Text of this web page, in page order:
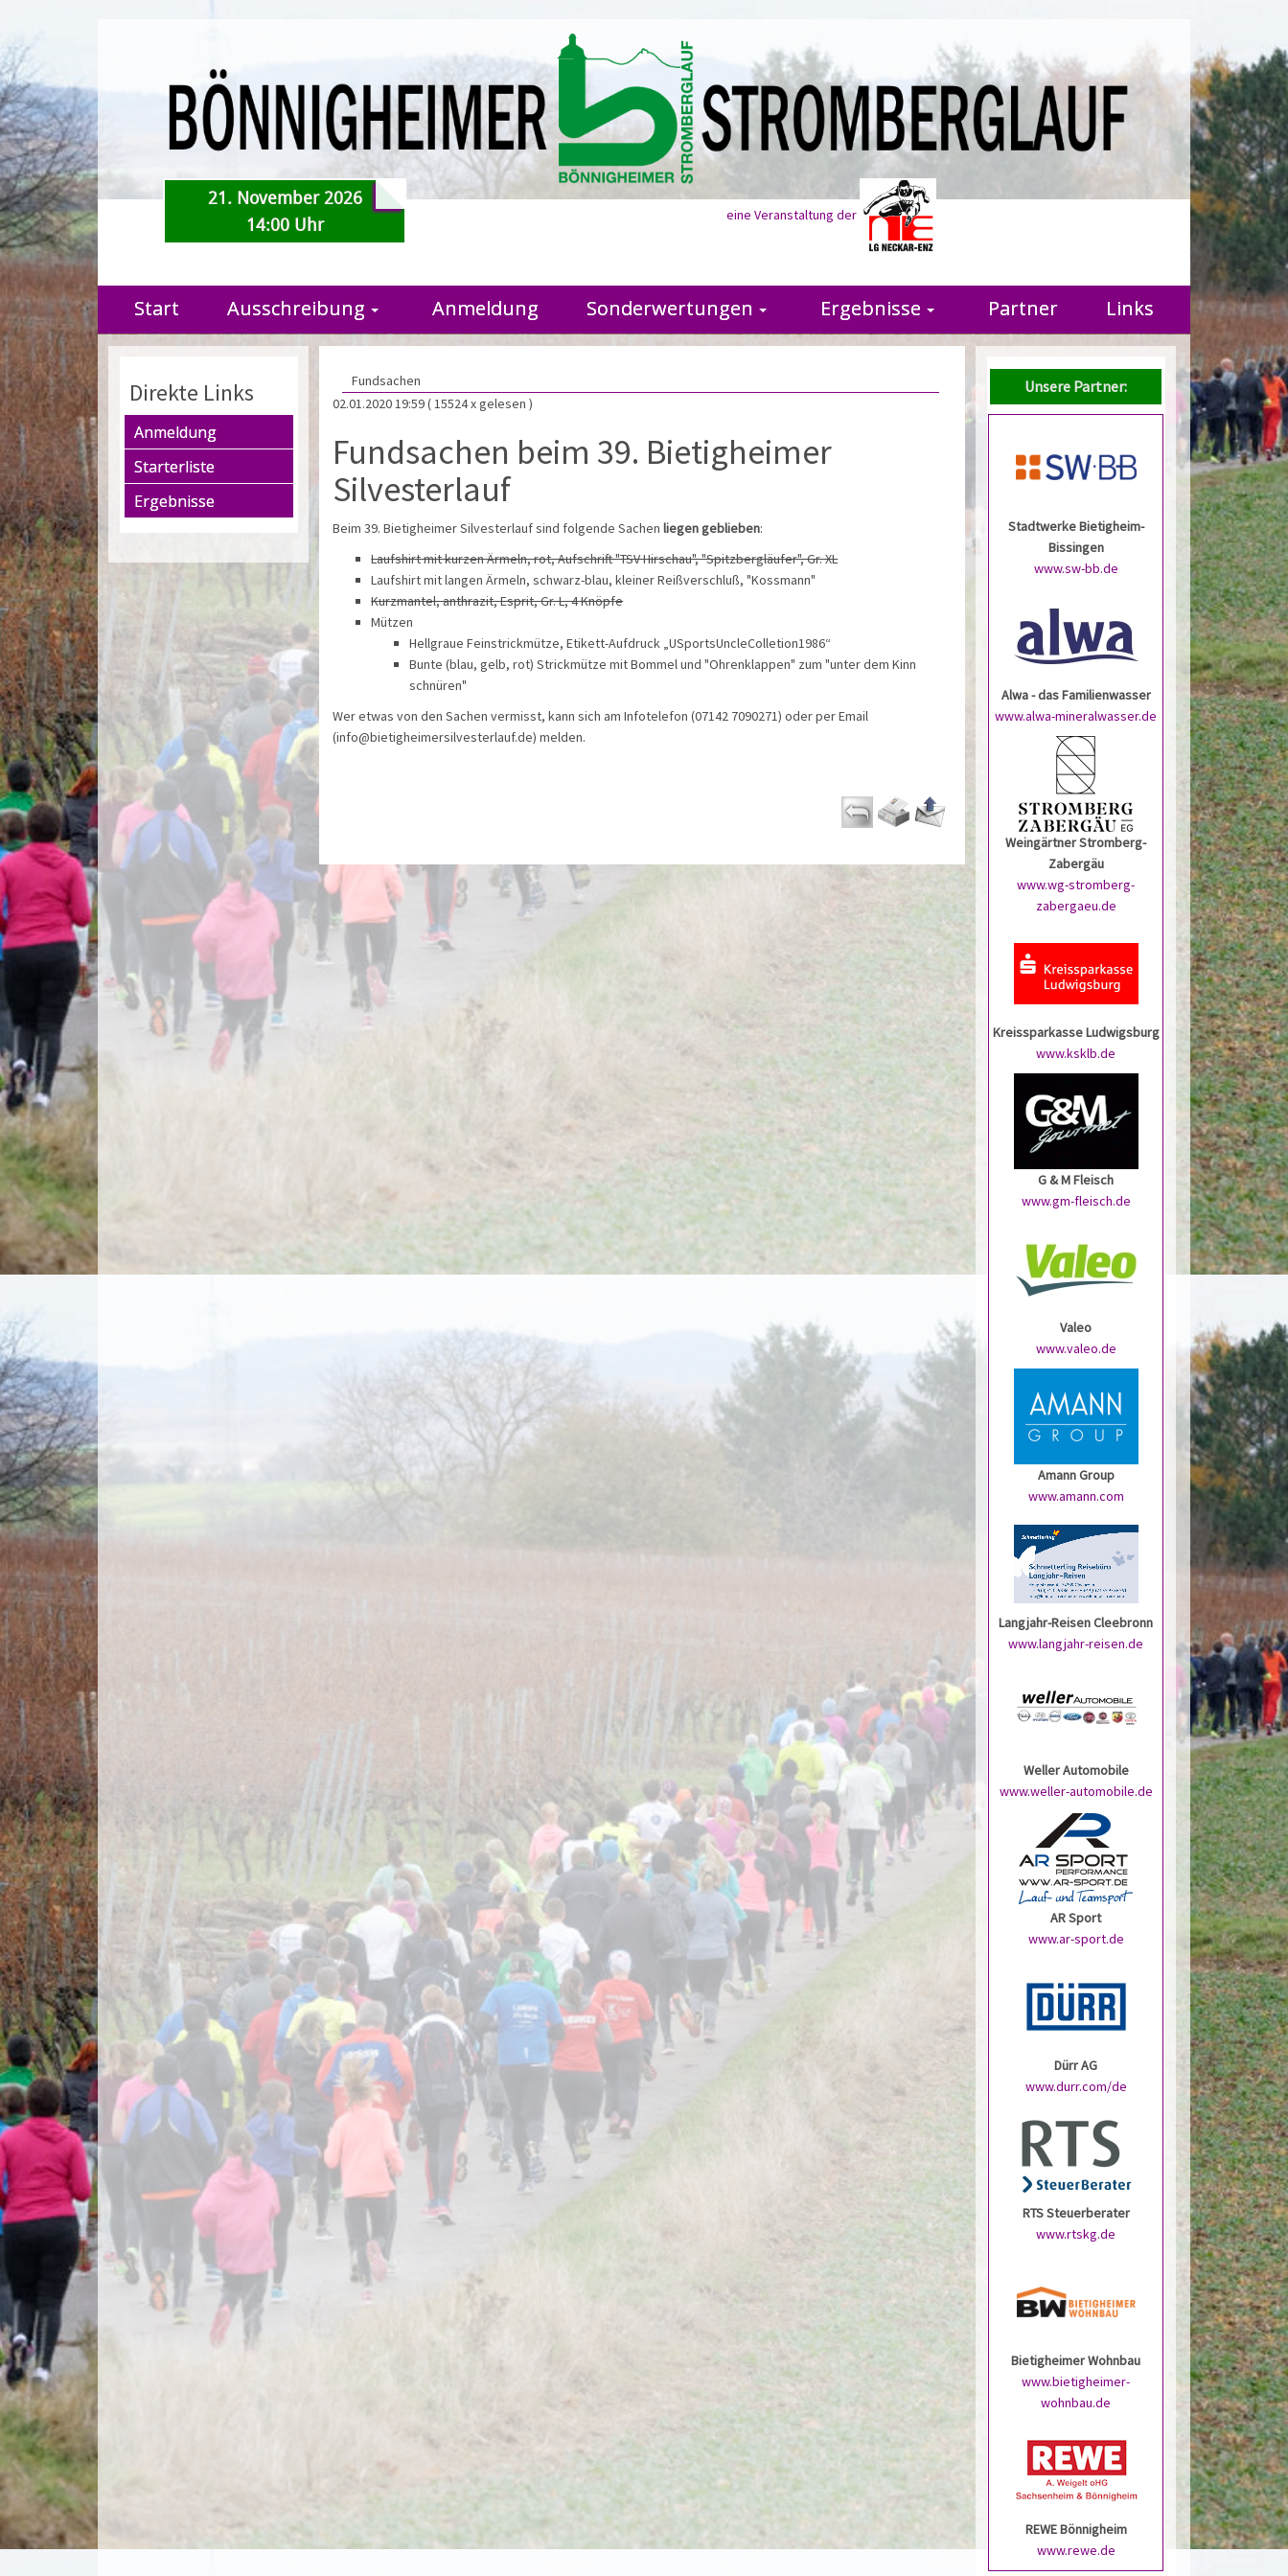
21. November 2026
14:00 Uhr
eine Veranstaltung der
Start Ausschreibung Anmeldung Sonderwertungen Ergebnisse Partner Links
Direkte Links
Anmeldung
Starterliste
Ergebnisse
Fundsachen
02.01.2020 19:59( 15524 x gelesen )
Fundsachen beim 39. Bietigheimer
Silvesterlauf
Beim 39. Bietigheimer Silvesterlauf sind folgende Sachen liegen geblieben:
Laufshirt mit kurzen Ärmeln, rot, Aufschrift "TSV Hirschau", "Spitzbergläufer", Gr. XL
Laufshirt mit langen Ärmeln, schwarz-blau, kleiner Reißverschluß, "Kossmann"
Kurzmantel, anthrazit, Esprit, Gr. L, 4 Knöpfe
Mützen
Hellgraue Feinstrickmütze, Etikett-Aufdruck „USportsUncleColletion1986“
Bunte (blau, gelb, rot) Strickmütze mit Bommel und "Ohrenklappen" zum "unter dem Kinn
schnüren"
Wer etwas von den Sachen vermisst, kann sich am Infotelefon (07142 7090271) oder per Email
(info@bietigheimersilvesterlauf.de) melden.
Unsere Partner:
Stadtwerke Bietigheim-
Bissingen
www.sw-bb.de
Alwa - das Familienwasser
www.alwa-mineralwasser.de
Weingärtner Stromberg-
Zabergäu
www.wg-stromberg-
zabergaeu.de
Kreissparkasse Ludwigsburg
www.ksklb.de
G & M Fleisch
www.gm-fleisch.de
Valeo
www.valeo.de
Amann Group
www.amann.com
Langjahr-Reisen Cleebronn
www.langjahr-reisen.de
Weller Automobile
www.weller-automobile.de
AR Sport
www.ar-sport.de
Dürr AG
www.durr.com/de
RTS Steuerberater
www.rtskg.de
Bietigheimer Wohnbau
www.bietigheimer-
wohnbau.de
REWE Bönnigheim
www.rewe.de